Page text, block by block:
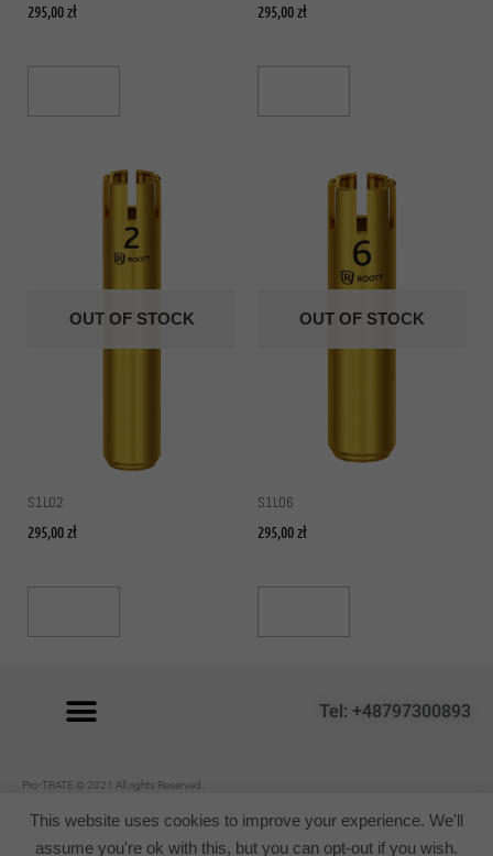
295,00zł 295,00zł
OUT OF STOCK
S1L02
295,00zł
OUT OF STOCK
S1L06
295,00zł
Tel: +48797300893
Pro-TRATE © 2021 All rights Reserved.
This website uses cookies to improve your experience. We'll
assume you're ok with this, but you can opt-out if you wish.